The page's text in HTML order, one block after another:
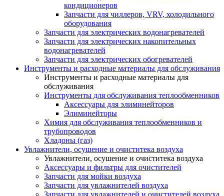
кондиционеров
Запчасти для чиллеров, VRV, холодильного
оборудования
Запчасти для электрических водонагревателей
Запчасти для электрических накопительных
водонагревателей
Запчасти для электрических обогревателей
Инструменты и расходные материалы для обслуживания
Инструменты и расходные материалы для
обслуживания
Инструменты для обслуживания теплообменников
Аксессуары для элиминейторов
Элиминейторы
Химия для обслуживания теплообменников и
трубопроводов
Хладоны (газ)
Увлажнители, осушение и очиститека воздуха
Увлажнители, осушение и очиститека воздуха
Аксессуары и фильтры для очистителей
Запчасти для мойки воздуха
Запчасти для увлажнителей воздуха
Запчасти для увлажнителей и очистителей воздуха